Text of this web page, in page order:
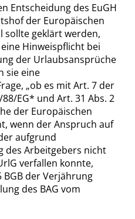
Entscheidung des EuGH
der Europäischen
sollte geklärt werden,
Hinweispflicht bei
der Urlaubsansprüche
sie eine
„ob es mit Art. 7 der
EG* und Art. 31 Abs. 2
der Europäischen
wenn der Anspruch auf
aufgrund
des Arbeitgebers nicht
verfallen konnte,
BGB der Verjährung
des BAG vom